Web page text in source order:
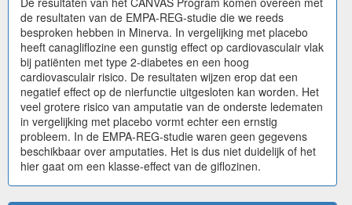
de resultaten van de EMPA-REG-studie die we reeds
besproken hebben in Minerva. In vergelijking met placebo
heeft canagliflozine een gunstig effect op cardiovasculair vlak
bij patiënten met type 2-diabetes en een hoog
cardiovasculair risico. De resultaten wijzen erop dat een
negatief effect op de nierfunctie uitgesloten kan worden. Het
veel grotere risico van amputatie van de onderste ledematen
in vergelijking met placebo vormt echter een ernstig
probleem. In de EMPA-REG-studie waren geen gegevens
beschikbaar over amputaties. Het is dus niet duidelijk of het
hier gaat om een klasse-effect van de giflozinen.